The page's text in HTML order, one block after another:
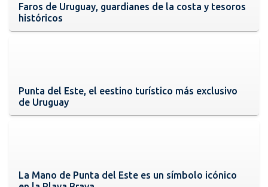
Faros de Uruguay, guardianes de la costa y tesoros
históricos
Punta del Este, el eestino turístico más exclusivo
de Uruguay
La Mano de Punta del Este es un símbolo icónico